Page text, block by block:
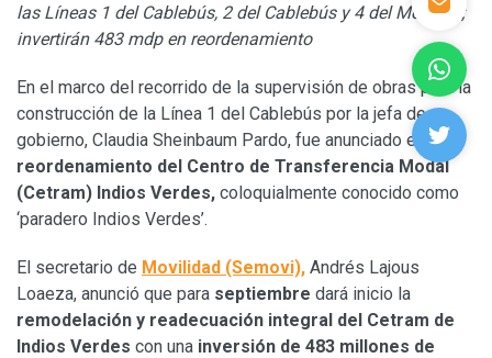
las Líneas 1 del Cablebús, 2 del Cablebús y 4 del Mexibús;
invertirán 483 mdp en reordenamiento
En el marco del recorrido de la supervisión de obras para la
construcción de la Línea 1 del Cablebús por la jefa de
gobierno, Claudia Sheinbaum Pardo, fue anunciado el
reordenamiento del Centro de Transferencia Modal
(Cetram) Indios Verdes, coloquialmente conocido como
‘paradero Indios Verdes’.
El secretario de Movilidad (Semovi), Andrés Lajous
Loaeza, anunció que para septiembre dará inicio la
remodelación y readecuación integral del Cetram de
Indios Verdes con una inversión de 483 millones de